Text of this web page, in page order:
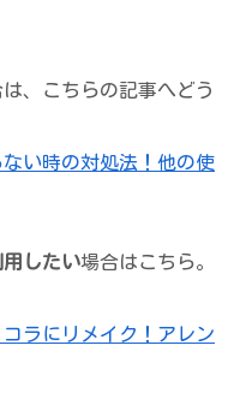
、こちらの記事へどう
い時の対処法！他の使
用したい場合はこちら。
ラにリメイク！アレン